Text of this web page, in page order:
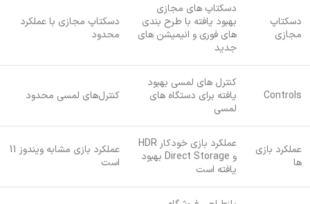
دسکتاپ
مجازی
دسکتاپ های مجازی
بهبود یافته با طرح بندی
های فوری و انیمیشن های
جدید
دسکتاپ مجازی با عملکرد
محدود
Controls
کنترل های لمسی بهبود
یافته برای دستگاه های
لمسی
کنترل‌های لمسی محدود
عملکرد بازی
ها
عملکرد بازی خودکار HDR
و Direct Storage بهبود
یافته است
عملکرد بازی مشابه ویندوز 11
است